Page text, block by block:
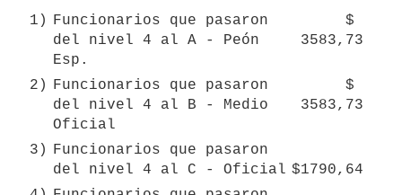
1)
Funcionarios que pasaron
del nivel 4 al A - Peón
Esp.
3583,73
2)
Funcionarios que pasaron
del nivel 4 al B - Medio
Oficial
3583,73
3)
Funcionarios que pasaron
del nivel 4 al C - Oficial $1790,64